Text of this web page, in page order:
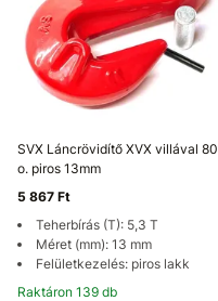
SVX Láncrövidítő XVX villával 80
o. piros 13mm
5 867 Ft
Teherbírás (T): 5,3 T
Méret (mm): 13 mm
Felületkezelés: piros lakk
Raktáron 139 db